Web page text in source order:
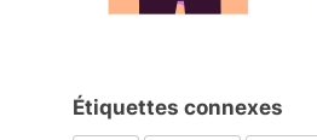
Étiquettes connexes